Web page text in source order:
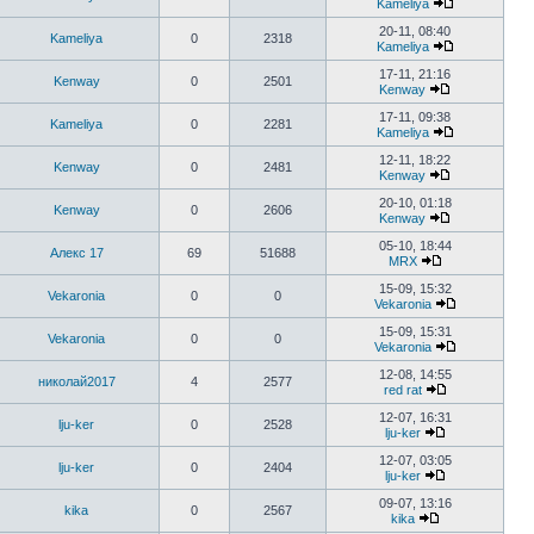
Kameliya
Kameliya 0 2318
20-11, 08:40
Kameliya
Kenway 0 2501
17-11, 21:16
Kenway
Kameliya 0 2281
17-11, 09:38
Kameliya
Kenway 0 2481
12-11, 18:22
Kenway
Kenway 0 2606
20-10, 01:18
Kenway
Алекс 17 69 51688
05-10, 18:44
MRX
Vekaronia 0 0
15-09, 15:32
Vekaronia
Vekaronia 0 0
15-09, 15:31
Vekaronia
николай2017 4 2577
12-08, 14:55
red rat
lju-ker 0 2528
12-07, 16:31
lju-ker
lju-ker 0 2404
12-07, 03:05
lju-ker
kika 0 2567
09-07, 13:16
kika